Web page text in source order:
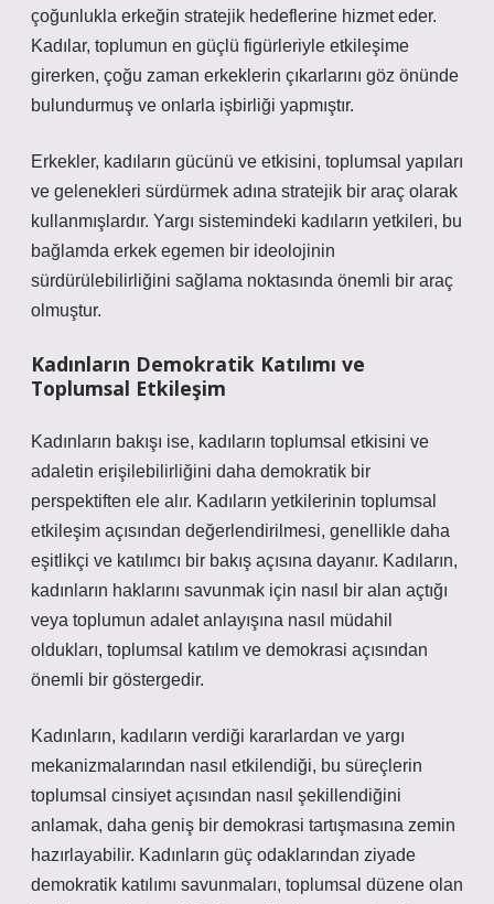
çoğunlukla erkeğin stratejik hedeflerine hizmet eder.
Kadılar, toplumun en güçlü figürleriyle etkileşime
girerken, çoğu zaman erkeklerin çıkarlarını göz önünde
bulundurmuş ve onlarla işbirliği yapmıştır.
Erkekler, kadıların gücünü ve etkisini, toplumsal yapıları
ve gelenekleri sürdürmek adına stratejik bir araç olarak
kullanmışlardır. Yargı sistemindeki kadıların yetkileri, bu
bağlamda erkek egemen bir ideolojinin
sürdürülebilirliğini sağlama noktasında önemli bir araç
olmuştur.
Kadınların Demokratik Katılımı ve
Toplumsal Etkileşim
Kadınların bakışı ise, kadıların toplumsal etkisini ve
adaletin erişilebilirliğini daha demokratik bir
perspektiften ele alır. Kadıların yetkilerinin toplumsal
etkileşim açısından değerlendirilmesi, genellikle daha
eşitlikçi ve katılımcı bir bakış açısına dayanır. Kadıların,
kadınların haklarını savunmak için nasıl bir alan açtığı
veya toplumun adalet anlayışına nasıl müdahil
oldukları, toplumsal katılım ve demokrasi açısından
önemli bir göstergedir.
Kadınların, kadıların verdiği kararlardan ve yargı
mekanizmalarından nasıl etkilendiği, bu süreçlerin
toplumsal cinsiyet açısından nasıl şekillendiğini
anlamak, daha geniş bir demokrasi tartışmasına zemin
hazırlayabilir. Kadınların güç odaklarından ziyade
demokratik katılımı savunmaları, toplumsal düzene olan